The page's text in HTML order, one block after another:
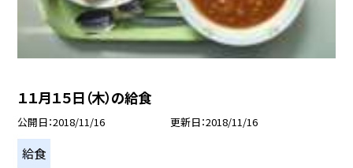
１１月１５日（木）の給食
公開日 2018/11/16 更新日 2018/11/16
給食